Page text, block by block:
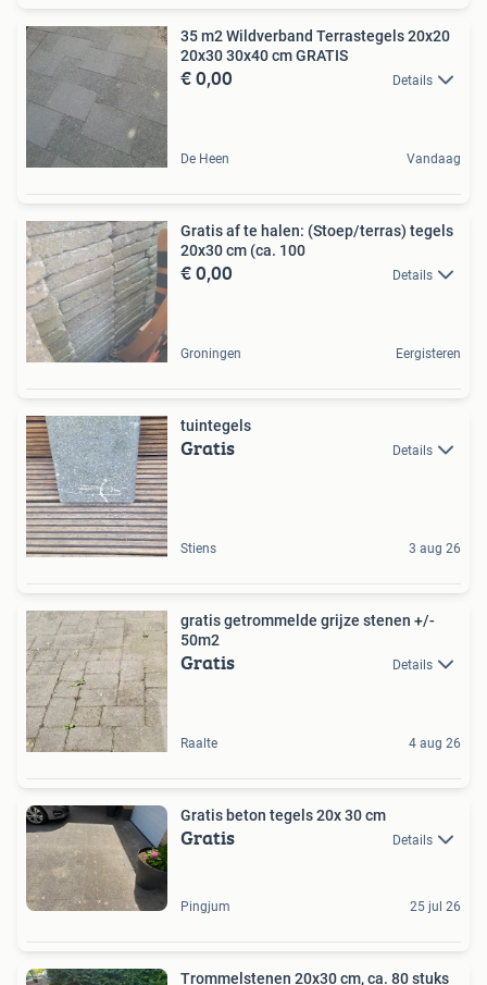
35 m2 Wildverband Terrastegels 20x20
20x30 30x40 cm GRATIS
€ 0,00 Details
De Heen Vandaag
Gratis af te halen: (Stoep/terras) tegels
20x30 cm (ca. 100
€ 0,00 Details
Groningen Eergisteren
tuintegels
Gratis Details
Stiens 3 aug 26
gratis getrommelde grijze stenen +/-
50m2
Gratis Details
Raalte 4 aug 26
Gratis beton tegels 20x 30 cm
Gratis Details
Pingjum 25 jul 26
Trommelstenen 20x30 cm, ca. 80 stuks